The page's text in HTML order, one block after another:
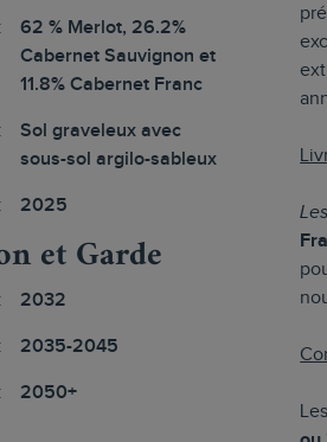
62 % Merlot, 26.2%
Cabernet Sauvignon et
11.8% Cabernet Franc
Sol graveleux avec
sous-sol argilo-sableux
2025
et Garde
2032
2035-2045
2050+